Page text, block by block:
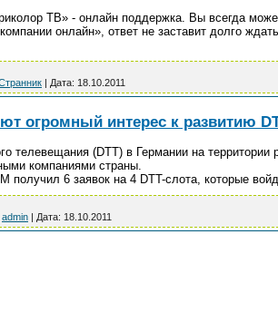
ТВ» - онлайн поддержка. Вы всегда
онлайн», ответ не заставит долго
| Дата: 18.10.2011
огромный интерес к развитию
телевещания (DTT) в Германии на территории
компаниями страны.
6 заявок на 4 DTT-слота, которые
admin | Дата: 18.10.2011